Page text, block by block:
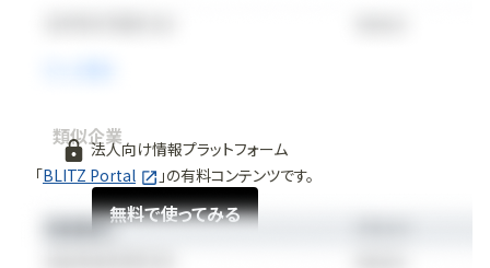
法人向け情報プラットフォーム
「BLITZ Portal 」の有料コンテンツです。
無料で使ってみる
類似企業